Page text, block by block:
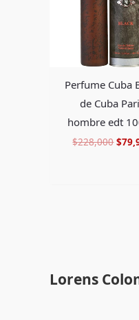
Perfume Cuba
de Cuba
hombre edt
$228,000 $
Lorens